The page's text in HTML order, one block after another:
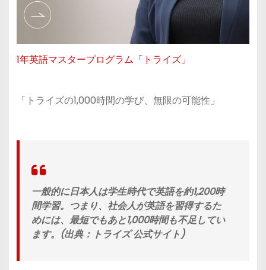
1年英語マスタープログラム「トライズ」
「トライズの1,000時間の学び、無限の可能性」
一般的に日本人は学生時代で英語を約1,200時
間学習。つまり、社会人が英語を習得するた
めには、最短でもあと1,000時間も不足してい
ます。(出典：トライズ 公式サイト)